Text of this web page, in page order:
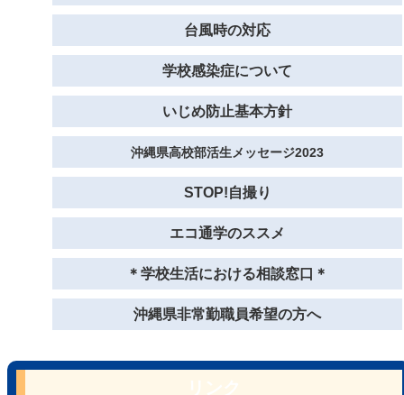
台風時の対応
学校感染症について
いじめ防止基本方針
沖縄県高校部活生メッセージ2023
STOP!自撮り
エコ通学のススメ
＊学校生活における相談窓口＊
沖縄県非常勤職員希望の方へ